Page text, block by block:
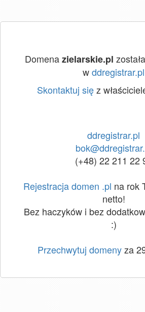
Domenazielarskie.pl
wddregistrar.pl
Skontaktuj sięz
ddregistrar.pl
(+48) 22 211 22
Rejestracja domen .pl na rok
netto!
Bez haczyków i bez
:)
Przechwytuj domenyza